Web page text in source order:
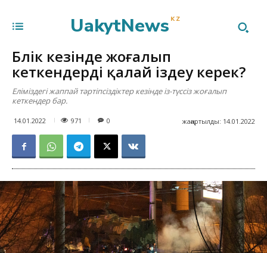
UakytNews KZ
Бүлік кезінде жоғалып
кеткендерді қалай іздеу керек?
Еліміздегі жаппай тәртіпсіздіктер кезінде із-түссіз жоғалып
кеткендер бар.
14.01.2022 971 жаңартылды: 14.01.2022
0